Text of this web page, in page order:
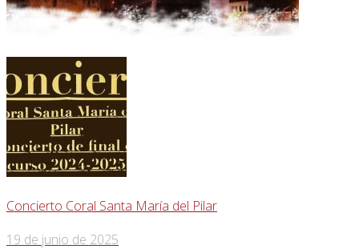
Concierto Coral Santa María del Pilar
19 de junio de 2025